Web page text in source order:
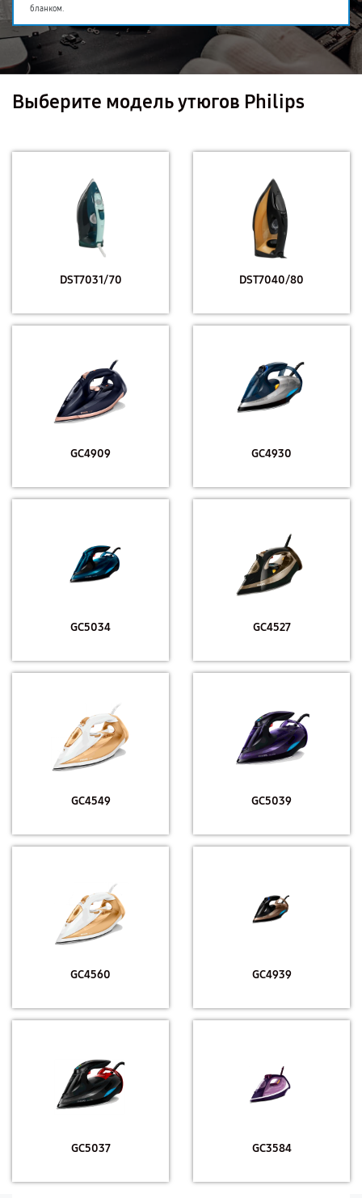
бланком.
Выберите модель утюгов Philips
DST7031/70 DST7040/80
GC4909 GC4930
GC5034 GC4527
GC4549 GC5039
GC4560 GC4939
GC5037 GC3584